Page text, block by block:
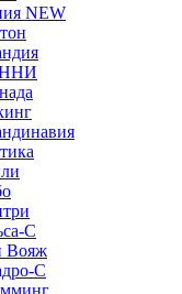
NEW
С
Вояж
С